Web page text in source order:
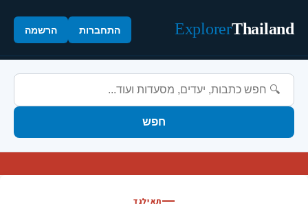
Thailand
Explorer התחברות הרשמה
חפש
תאילנד